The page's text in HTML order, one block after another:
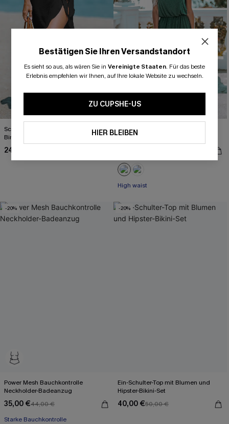
Schwarzer Midi-Sarong mit seitlicher
Bindung
24,00 €
Waldgrünes Maxikleid mit
Seitenschlitz
High waist
-20%
Power Mesh Bauchkontrolle
Neckholder-Badeanzug
35,00 €44,00 €
Starke Bauchkontrolle
-20%
Ein-Schulter-Top mit Blumen und
Hipster-Bikini-Set
40,00 €50,00 €
Bestätigen Sie Ihren Versandstandort
Es sieht so aus, als wären Sie in Vereinigte Staaten. Für das beste
Erlebnis empfehlen wir Ihnen, auf Ihre lokale Website zu wechseln.
ZU CUPSHE-US
HIER BLEIBEN